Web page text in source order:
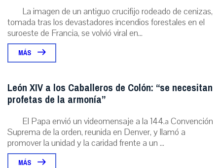
La imagen de un antiguo crucifijo rodeado de cenizas,
tomada tras los devastadores incendios forestales en el
suroeste de Francia, se volvió viral en...
MÁS
León XIV a los Caballeros de Colón: “se necesitan
profetas de la armonía”
El Papa envió un videomensaje a la 144.ª Convención
Suprema de la orden, reunida en Denver, y llamó a
promover la unidad y la caridad frente a un ...
MÁS